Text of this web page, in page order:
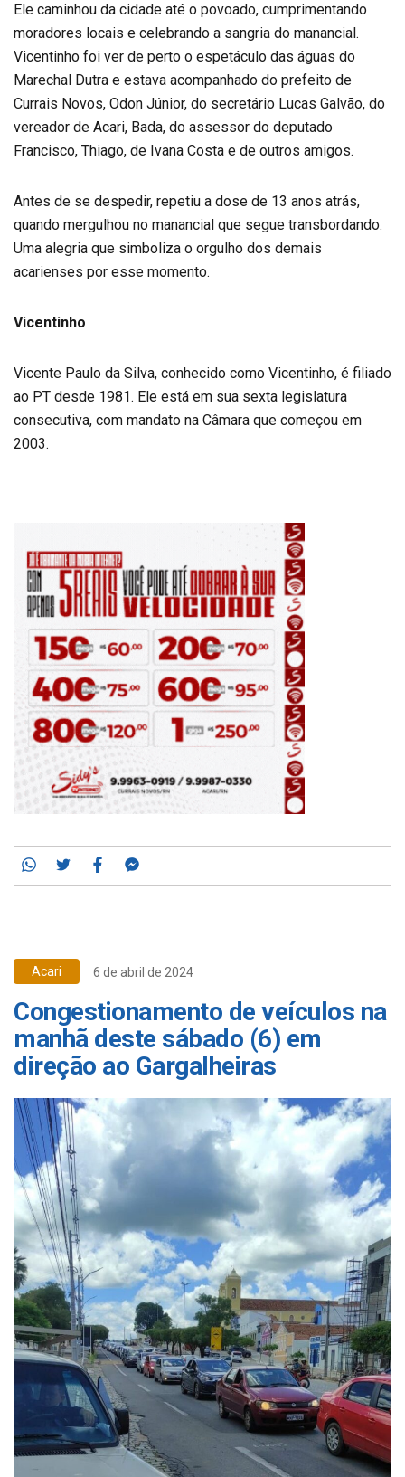
Ele caminhou da cidade até o povoado, cumprimentando
moradores locais e celebrando a sangria do manancial.
Vicentinho foi ver de perto o espetáculo das águas do
Marechal Dutra e estava acompanhado do prefeito de
Currais Novos, Odon Júnior, do secretário Lucas Galvão, do
vereador de Acari, Bada, do assessor do deputado
Francisco, Thiago, de Ivana Costa e de outros amigos.
Antes de se despedir, repetiu a dose de 13 anos atrás,
quando mergulhou no manancial que segue transbordando.
Uma alegria que simboliza o orgulho dos demais
acarienses por esse momento.
Vicentinho
Vicente Paulo da Silva, conhecido como Vicentinho, é filiado
ao PT desde 1981. Ele está em sua sexta legislatura
consecutiva, com mandato na Câmara que começou em
2003.
Whatsapp
TwitterFacebook
Acari 6 de abril de 2024
Congestionamento de veículos na
manhã deste sábado (6) em
direção ao Gargalheiras